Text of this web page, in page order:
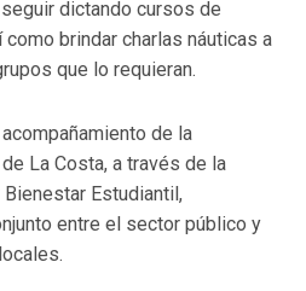
dictando cursos de
brindar charlas náuticas a
que lo requieran.
de la
La Costa, a través de la
Estudiantil,
entre el sector público y